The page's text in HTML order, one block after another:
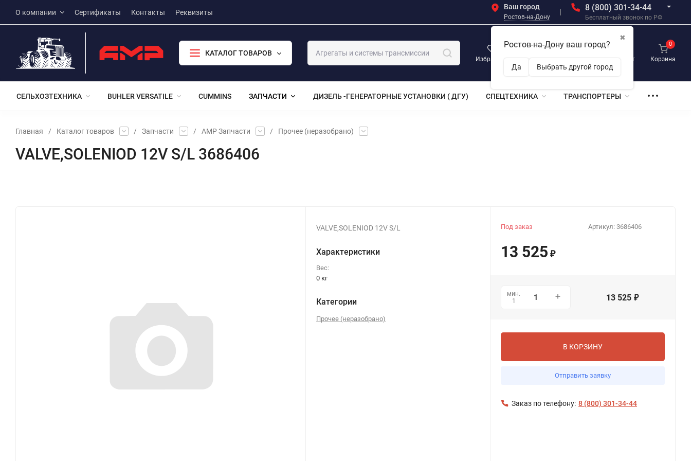
О компании Сертификаты Контакты Реквизиты
Ваш город
Ростов-на-Дону
✖
Ростов-на-Дону ваш город?
Да Выбрать другой город
8 (800) 301-34-44
Бесплатный звонок по РФ
КАТАЛОГ ТОВАРОВ
Избранное
0
Личный кабинет Корзина
0
СЕЛЬХОЗТЕХНИКА BUHLER VERSATILE CUMMINS ЗАПЧАСТИ ДИЗЕЛЬ -ГЕНЕРАТОРНЫЕ УСТАНОВКИ ( ДГУ) СПЕЦТЕХНИКА ТРАНСПОРТЕРЫ
Главная / Каталог товаров / Запчасти / АМР Запчасти / Прочее (неразобрано)
VALVE,SOLENIOD 12V S/L 3686406
VALVE,SOLENIOD 12V S/L
Характеристики
Вес:
0 кг
Категории
Прочее (неразобрано)
Артикул: 3686406
Под заказ
13 525 ₽
мин.
1
13 525 ₽
В КОРЗИНУ
Отправить заявку
Заказ по телефону: 8 (800) 301-34-44